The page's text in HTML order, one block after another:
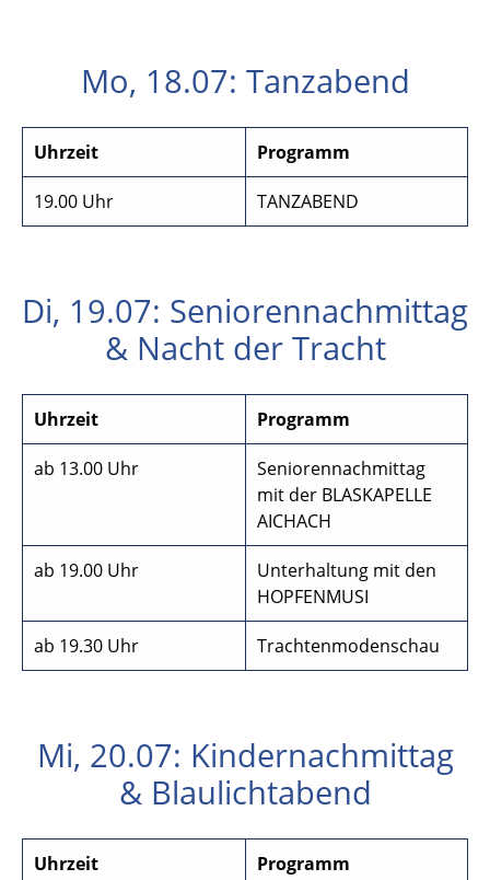
Mo, 18.07: Tanzabend
Uhrzeit Programm
19.00 Uhr TANZABEND
Di, 19.07: Seniorennachmittag
& Nacht der Tracht
Uhrzeit Programm
ab 13.00 Uhr
Seniorennachmittag
mit der BLASKAPELLE
AICHACH
ab 19.00 Uhr
Unterhaltung mit den
HOPFENMUSI
ab 19.30 Uhr Trachtenmodenschau
Mi, 20.07: Kindernachmittag
& Blaulichtabend
Uhrzeit Programm